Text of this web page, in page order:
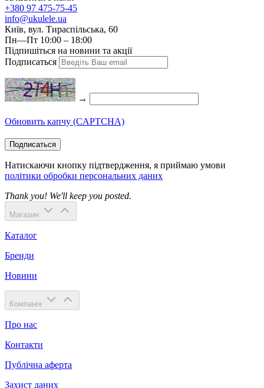
+380 97 475-75-45
info@ukulele.ua
Київ, вул. Тираспільська, 60
Пн—Пт 10:00 – 18:00
Підпишіться на новини та акції
Подписаться
→
Обновить капчу (CAPTCHA)
Подписаться
Натискаючи кнопку підтвердження, я приймаю умови
політики обробки персональних даних
Thank you! We'll keep you posted.
Магазин
Каталог
Бренди
Новини
Компанія
Про нас
Контакти
Публічна аферта
Захист даних